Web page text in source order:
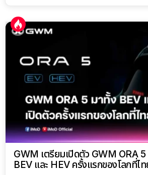
GWM เตรียมเปิดตัว GWM ORA
BEV และ HEV ครั้งแรกของโลกที่ไ